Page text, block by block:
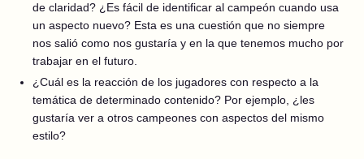
de claridad? ¿Es fácil de identificar al campeón cuando usa
un aspecto nuevo? Esta es una cuestión que no siempre
nos salió como nos gustaría y en la que tenemos mucho por
trabajar en el futuro.
¿Cuál es la reacción de los jugadores con respecto a la
temática de determinado contenido? Por ejemplo, ¿les
gustaría ver a otros campeones con aspectos del mismo
estilo?